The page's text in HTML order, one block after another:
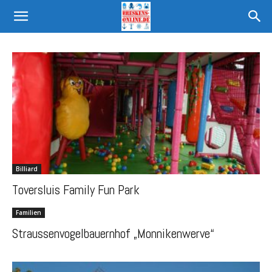
Billiard
Toversluis Family Fun Park
Familien
Straussenvogelbauernhof „Monnikenwerve“